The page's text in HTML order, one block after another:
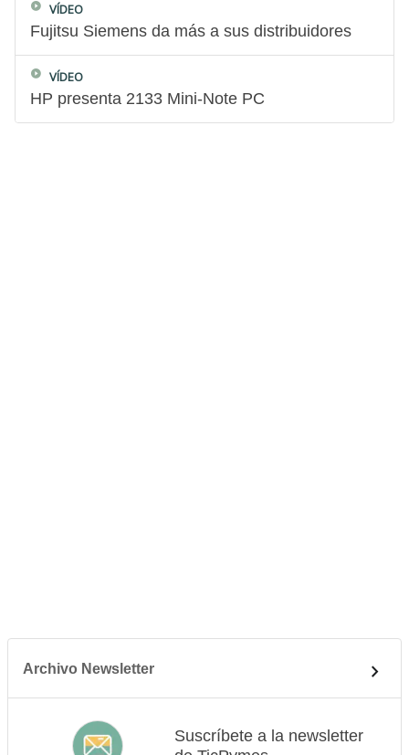
VÍDEO
Fujitsu Siemens da más a sus distribuidores
VÍDEO
HP presenta 2133 Mini-Note PC
Archivo Newsletter
Suscríbete a la newsletter